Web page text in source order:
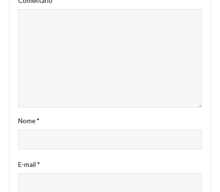
Nome*
E-mail *